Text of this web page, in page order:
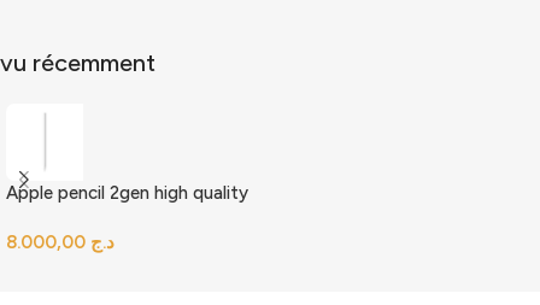
vu récemment
Apple pencil 2gen high quality
د.ج